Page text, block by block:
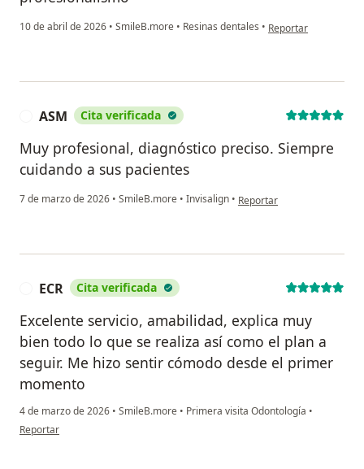
10 de abril de 2026 • SmileB.more • Resinas dentales • en opinión del
Reportar
ASM Cita verificada
Muy profesional, diagnóstico preciso. Siempre
cuidando a sus pacientes
7 de marzo de 2026 • SmileB.more • Invisalign • en opinión del usuario ASM
Reportar
ECR Cita verificada
Excelente servicio, amabilidad, explica muy
bien todo lo que se realiza así como el plan a
seguir. Me hizo sentir cómodo desde el primer
momento
4 de marzo de 2026 • SmileB.more • Primera visita Odontología •
en opinión del usuario ECR
Reportar